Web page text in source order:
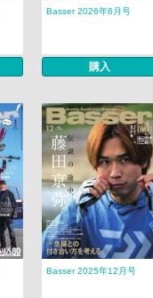
Basser 2026年6月号
購入
Basser 2025年12月号